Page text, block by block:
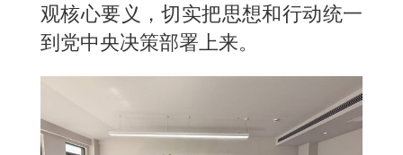
观核心要义，切实把思想和行动统一
到党中央决策部署上来。